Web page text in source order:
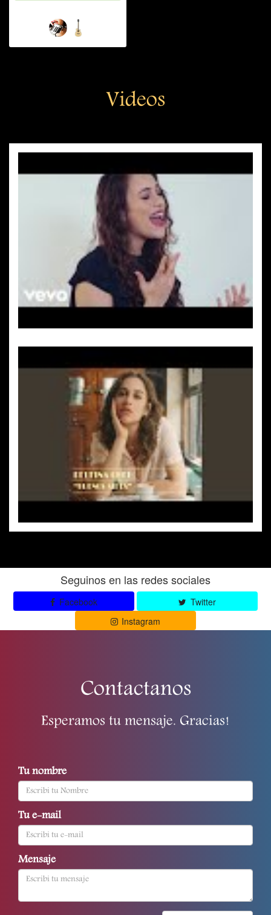
Videos
Seguinos en las redes sociales
Facebook
Twitter
Instagram
Contactanos
Esperamos tu mensaje. Gracias!
Tu nombre
Tu e-mail
Mensaje